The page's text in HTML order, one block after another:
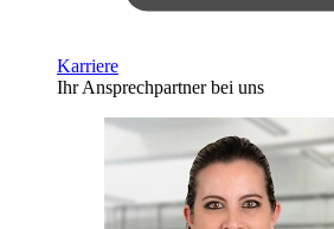
Karriere
Ihr Ansprechpartner bei uns